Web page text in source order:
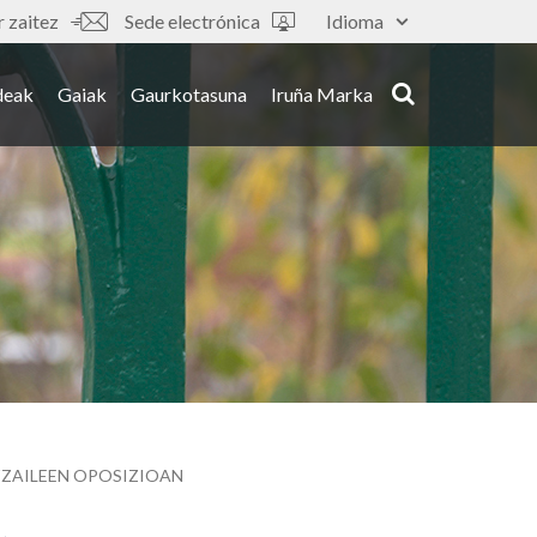
Idioma
zaitez Sede electrónica
Gaiak Gaurkotasuna Iruña Marka
OPOSIZIOAN